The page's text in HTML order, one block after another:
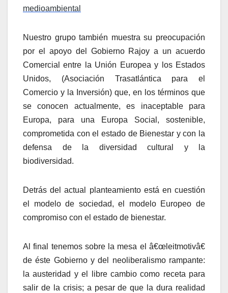
medioambiental
Nuestro grupo también muestra su preocupación
por el apoyo del Gobierno Rajoy a un acuerdo
Comercial entre la Unión Europea y los Estados
Unidos, (Asociación Trasatlántica para el
Comercio y la Inversión) que, en los términos que
se conocen actualmente, es inaceptable para
Europa, para una Europa Social, sostenible,
comprometida con el estado de Bienestar y con la
defensa de la diversidad cultural y la
biodiversidad.
Detrás del actual planteamiento está en cuestión
el modelo de sociedad, el modelo Europeo de
compromiso con el estado de bienestar.
Al final tenemos sobre la mesa el â€œleitmotivâ€
de éste Gobierno y del neoliberalismo rampante:
la austeridad y el libre cambio como receta para
salir de la crisis; a pesar de que la dura realidad